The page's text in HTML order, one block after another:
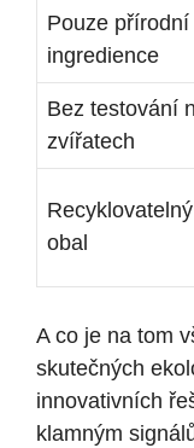
Pouze přírodní
ingredience
Bez testování
zvířatech
Recyklovatelný
obal
A co je na tom
skutečných
innovativních
klamným